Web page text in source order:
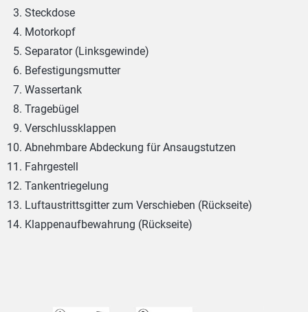
Steckdose
Motorkopf
Separator (Linksgewinde)
Befestigungsmutter
Wassertank
Tragebügel
Verschlussklappen
Abnehmbare Abdeckung für Ansaugstutzen
Fahrgestell
Tankentriegelung
Luftaustrittsgitter zum Verschieben (Rückseite)
Klappenaufbewahrung (Rückseite)